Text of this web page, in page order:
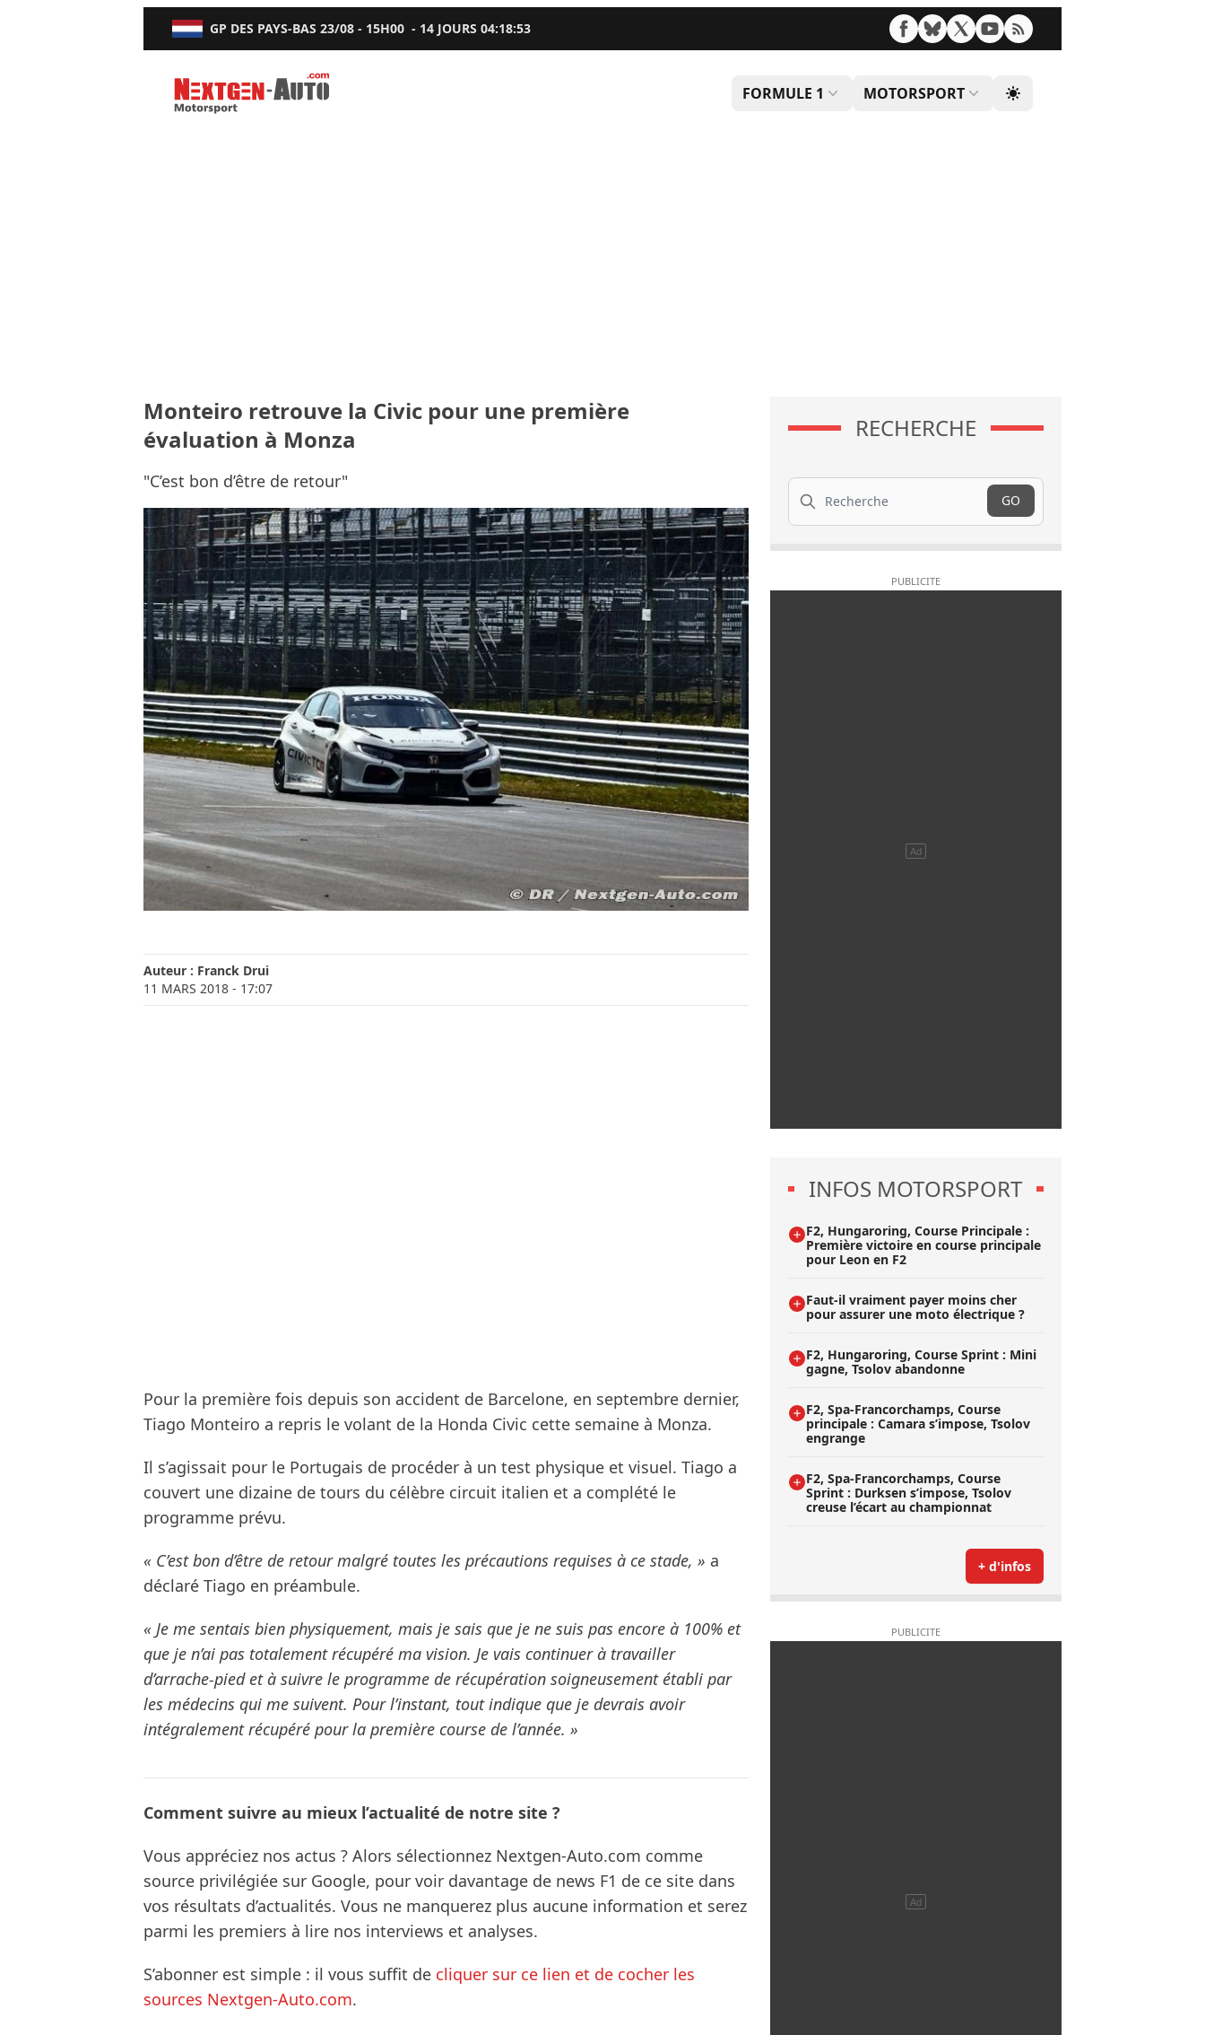
GP DES PAYS-BAS 23/08 - 15H00 - 14 JOURS04:18:52
Nextgen-Auto.com
FORMULE 1 MOTORSPORT
Monteiro retrouve la Civic pour une première
évaluation à Monza
"C’est bon d’être de retour"
Auteur : Franck Drui
11 MARS 2018 - 17:07
Pour la première fois depuis son accident de Barcelone, en septembre dernier,
Tiago Monteiro a repris le volant de la Honda Civic cette semaine à Monza.
Il s’agissait pour le Portugais de procéder à un test physique et visuel. Tiago a
couvert une dizaine de tours du célèbre circuit italien et a complété le
programme prévu.
« C’est bon d’être de retour malgré toutes les précautions requises à ce stade, » a
déclaré Tiago en préambule.
« Je me sentais bien physiquement, mais je sais que je ne suis pas encore à 100% et
que je n’ai pas totalement récupéré ma vision. Je vais continuer à travailler
d’arrache-pied et à suivre le programme de récupération soigneusement établi par
les médecins qui me suivent. Pour l’instant, tout indique que je devrais avoir
intégralement récupéré pour la première course de l’année. »
Comment suivre au mieux l’actualité de notre site ?
Vous appréciez nos actus ? Alors sélectionnez Nextgen-Auto.com comme
source privilégiée sur Google, pour voir davantage de news F1 de ce site dans
vos résultats d’actualités. Vous ne manquerez plus aucune information et serez
parmi les premiers à lire nos interviews et analyses.
S’abonner est simple : il vous suffit de cliquer sur ce lien et de cocher les
sources Nextgen-Auto.com.
RECHERCHE
Recherche
GO
INFOS MOTORSPORT
F2, Hungaroring, Course Principale :
Première victoire en course principale
pour Leon en F2
Faut-il vraiment payer moins cher
pour assurer une moto électrique ?
F2, Hungaroring, Course Sprint : Mini
gagne, Tsolov abandonne
F2, Spa-Francorchamps, Course
principale : Camara s’impose, Tsolov
engrange
F2, Spa-Francorchamps, Course
Sprint : Durksen s’impose, Tsolov
creuse l’écart au championnat
+ d'infos